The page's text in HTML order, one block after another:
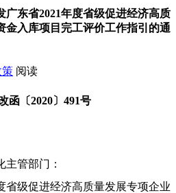
广东省2021年度省级促进经济高质
金入库项目完工评价工作指引的通
策 阅读
函〔2020〕491号
管部门：
省级促进经济高质量发展专项企业